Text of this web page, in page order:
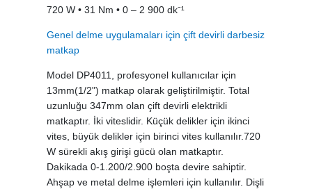
720 W • 31 Nm • 0 – 2 900 dk⁻¹
Genel delme uygulamaları için çift devirli darbesiz
matkap
Model DP4011, profesyonel kullanıcılar için
13mm(1/2") matkap olarak geliştirilmiştir. Total
uzunluğu 347mm olan çift devirli elektrikli
matkaptır. İki viteslidir. Küçük delikler için ikinci
vites, büyük delikler için birinci vites kullanılır.720
W sürekli akış girişi gücü olan matkaptır.
Dakikada 0-1.200/2.900 boşta devire sahiptir.
Ahşap ve metal delme işlemleri için kullanılır. Dişli